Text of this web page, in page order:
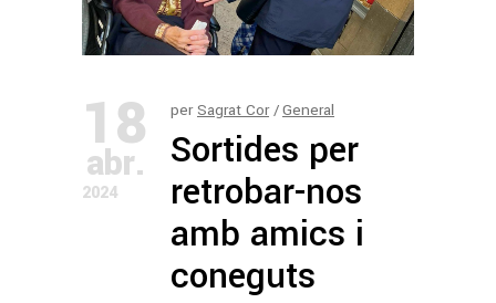
18
abr.
2024
perSagrat Cor General
Sortides per
retrobar-nos
amb amics i
coneguts